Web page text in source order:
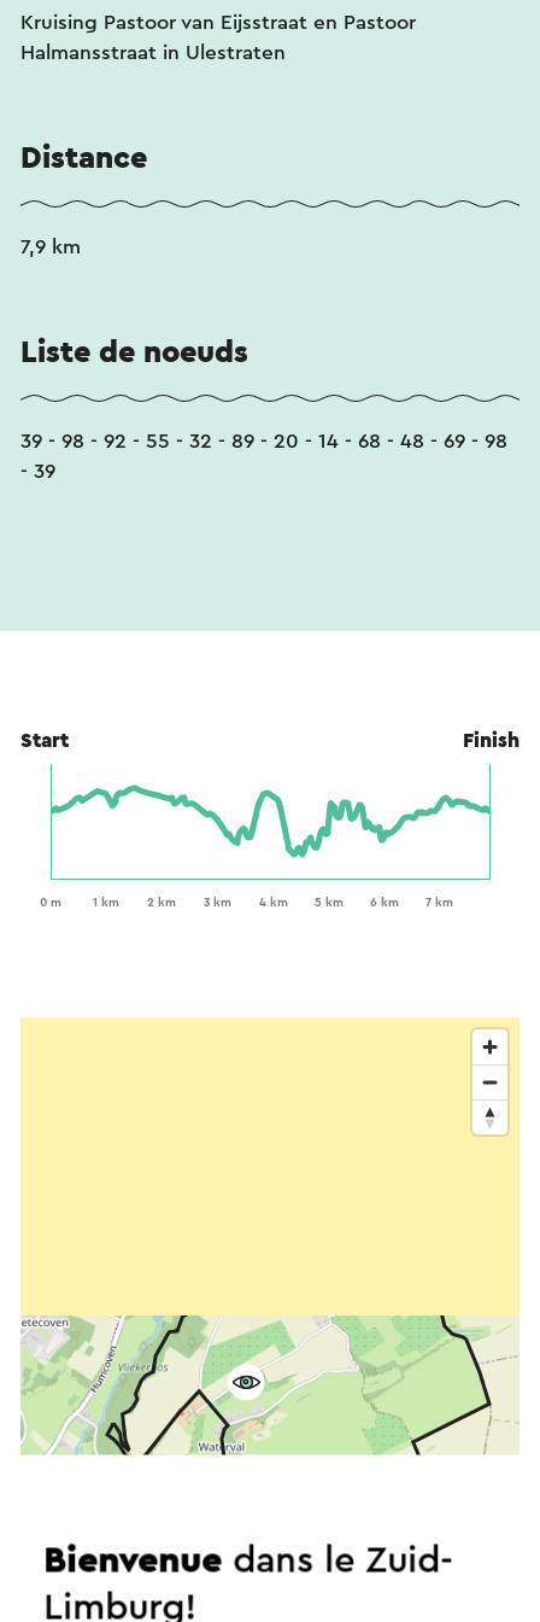
Kruising Pastoor van Eijsstraat en Pastoor
Halmansstraat in Ulestraten
Distance
7,9 km
Liste de noeuds
39 - 98 - 92 - 55 - 32 - 89 - 20 - 14 - 68 - 48 - 69 - 98
- 39
Start Finish
Bienvenuedans le Zuid-
Limburg!